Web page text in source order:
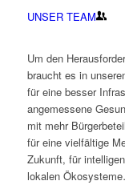
UNSER TEAM
Um den
braucht es in
für eine besser
angemessene
mit mehr
für eine vielfältige
Zukunft, für
lokalen